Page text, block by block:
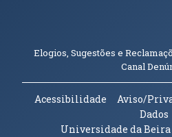
Elogios, Sugestões e
Canal
Acessibilidade Aviso/
Dados
Universidade da